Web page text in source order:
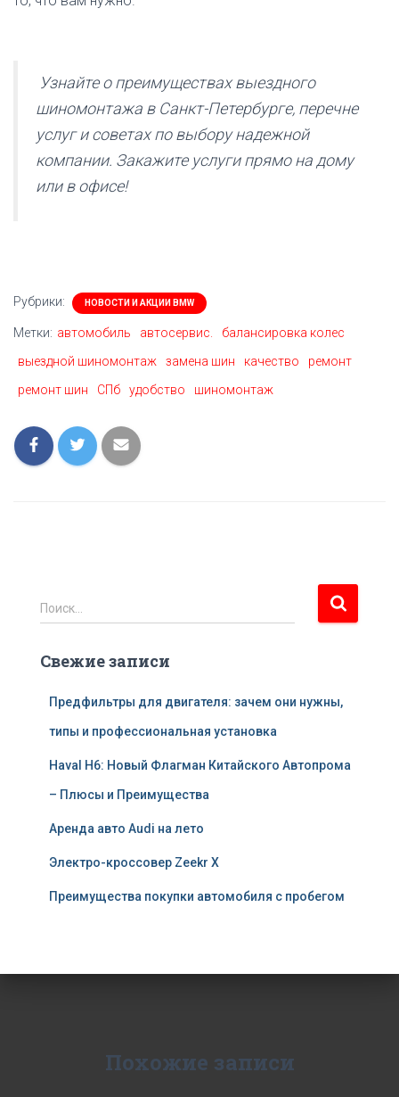
Узнайте о преимуществах выездного
шиномонтажа в Санкт-Петербурге, перечне
услуг и советах по выбору надежной
компании. Закажите услуги прямо на дому
или в офисе!
Рубрики: НОВОСТИ И АКЦИИ BMW
Метки: автомобиль автосервис.
балансировка колес
выездной шиномонтаж
замена шин качество
ремонт
ремонт шин
СПб удобство шиномонтаж
Н
а
т
Поиск…
Свежие записи
Предфильтры для двигателя: зачем они нужны,
типы и профессиональная установка
Haval H6: Новый Флагман Китайского Автопрома
– Плюсы и Преимущества
Аренда авто Audi на лето
Электро-кроссовер Zeekr X
Преимущества покупки автомобиля с пробегом
Похожие записи